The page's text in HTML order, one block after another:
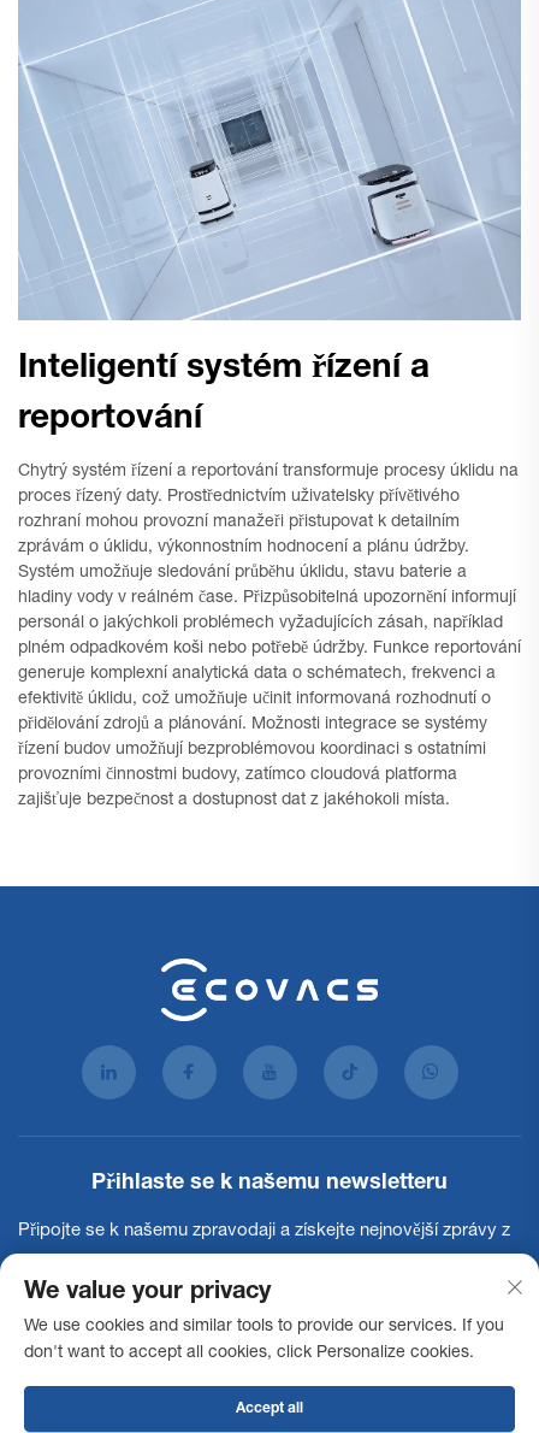
Inteligentí systém řízení a
reportování
Chytrý systém řízení a reportování transformuje procesy úklidu na
proces řízený daty. Prostřednictvím uživatelsky přívětivého
rozhraní mohou provozní manažeři přistupovat k detailním
zprávám o úklidu, výkonnostním hodnocení a plánu údržby.
Systém umožňuje sledování průběhu úklidu, stavu baterie a
hladiny vody v reálném čase. Přizpůsobitelná upozornění informují
personál o jakýchkoli problémech vyžadujících zásah, například
plném odpadkovém koši nebo potřebě údržby. Funkce reportování
generuje komplexní analytická data o schématech, frekvenci a
efektivitě úklidu, což umožňuje učinit informovaná rozhodnutí o
přidělování zdrojů a plánování. Možnosti integrace se systémy
řízení budov umožňují bezproblémovou koordinaci s ostatními
provozními činnostmi budovy, zatímco cloudová platforma
zajišťuje bezpečnost a dostupnost dat z jakéhokoli místa.
Přihlaste se k našemu newsletteru
Připojte se k našemu zpravodaji a získejte nejnovější zprávy z
Přihlásit se k odběru
We value your privacy
We use cookies and similar tools to provide our services. If you
don't want to accept all cookies, click Personalize cookies.
Accept all